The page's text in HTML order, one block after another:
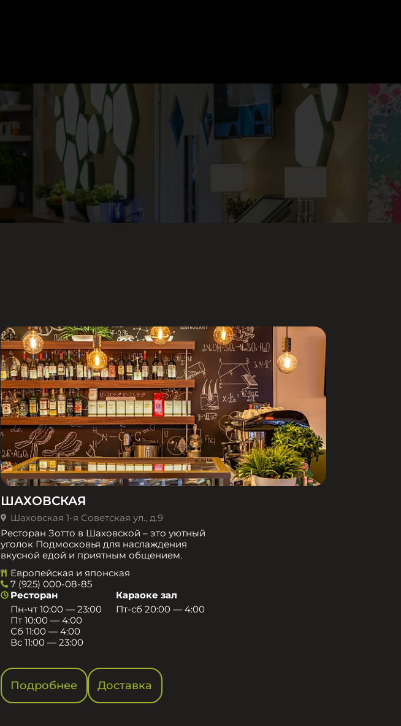
ШАХОВСКАЯ
Шаховская 1-я Советская ул., д.9
Ресторан Зотто в Шаховской – это уютный
уголок Подмосковья для наслаждения
вкусной едой и приятным общением.​
Европейская и японская
7 (925) 000-08-85
Ресторан
Пн-чт 10:00 — 23:00
Пт 10:00 — 4:00
Сб 11:00 — 4:00
Вс 11:00 — 23:00
Караоке зал
Пт-сб 20:00 — 4:00
Подробнее Доставка